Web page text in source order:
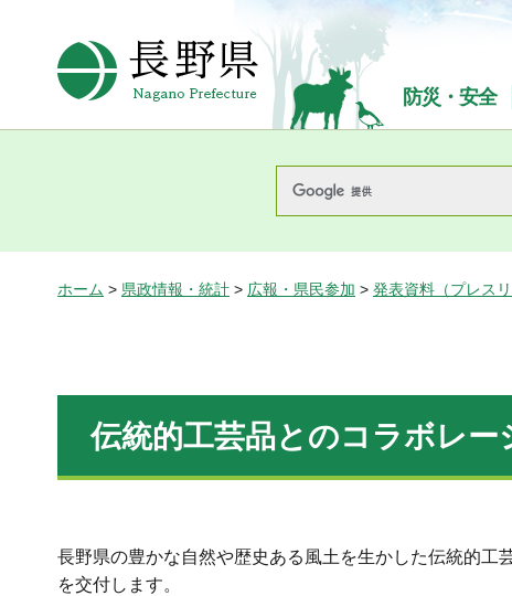
長野県Nagano Prefecture
防災・安全
ホーム > 県政情報・統計 > 広報・県民参加 > 発表資料（プレスリ
伝統的工芸品とのコラボレ
長野県の豊かな自然や歴史ある風土を生かした伝統的
を交付します。